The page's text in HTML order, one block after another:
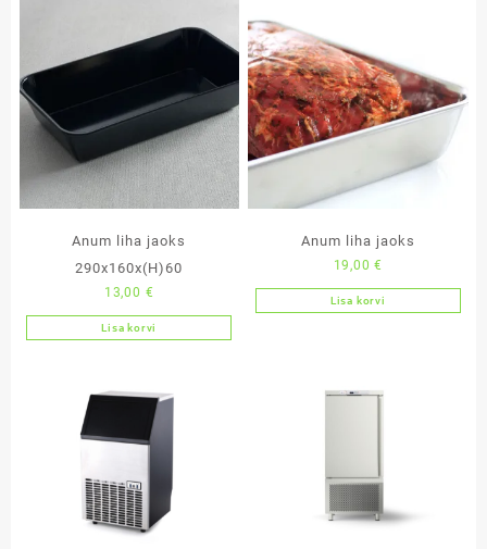
Anum liha jaoks
290x160x(H)60
13,00 €
Lisa korvi
Anum liha jaoks
19,00€
Lisa korvi